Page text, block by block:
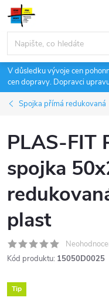
Přejít
obsah
V důsledku vývoje cen
cen dopravy. Dopravci
Spojka přímá redukovaná
PLAS-FIT
spojka
plast
Kód produktu: 15050D0025
Tip